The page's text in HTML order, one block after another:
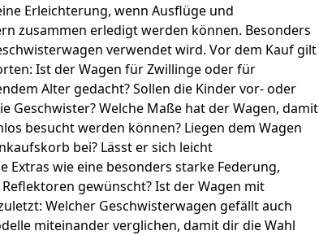
Erleichterung, wenn Ausflüge und
zusammen erledigt werden können. Besonders
verwendet wird. Vor dem Kauf gilt
Ist der Wagen für Zwillinge oder für
Alter gedacht? Sollen die Kinder vor- oder
Geschwister? Welche Maße hat der Wagen, damit
besucht werden können? Liegen dem Wagen
bei? Lässt er sich leicht
Extras wie eine besonders starke Federung,
gewünscht? Ist der Wagen mit
Welcher Geschwisterwagen gefällt auch
miteinander verglichen, damit dir die Wahl